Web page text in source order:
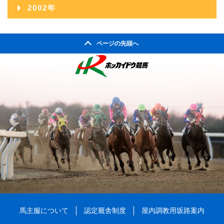
2011年02月
2010年03月
2010年01月
2009年03月
2008年05月
2008年01月
2007年07月
2007年02月
2007年01月
2006年08月
2006年03月
2006年02月
2006年01月
2005年09月
2005年08月
2005年07月
2005年04月
2005年03月
2005年02月
2005年01月
2004年10月
2004年06月
2004年05月
2004年04月
2004年03月
2004年02月
2004年01月
2003年12月
2003年07月
2003年06月
2003年05月
2003年04月
2003年01月
2002年
ページの先頭へ
馬主服について 認定厩舎制度 屋内調教用坂路案内